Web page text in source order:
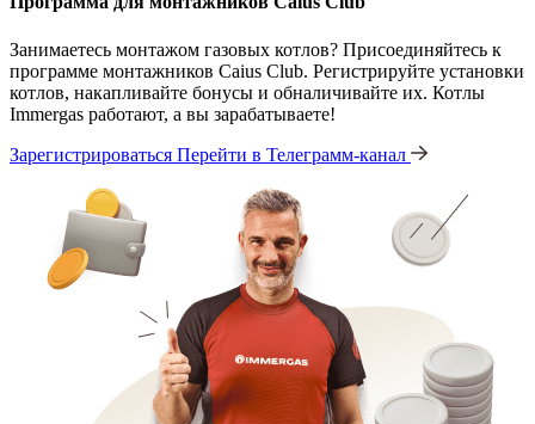
Занимаетесь монтажом газовых котлов? Присоединяйтесь к
программе монтажников Caius Club. Регистрируйте установки
котлов, накапливайте бонусы и обналичивайте их. Котлы
Immergas работают, а вы зарабатываете!
Зарегистрироваться Перейти в Телеграмм-канал